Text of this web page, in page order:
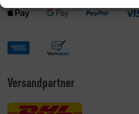
Versandpartner